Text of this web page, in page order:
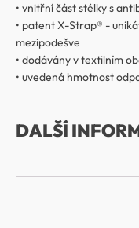
• vnitřní část stélky s
• patent X-Strap® -
mezipodešve
• dodávány v textilním
• uvedená hmotnost
DALŠÍ